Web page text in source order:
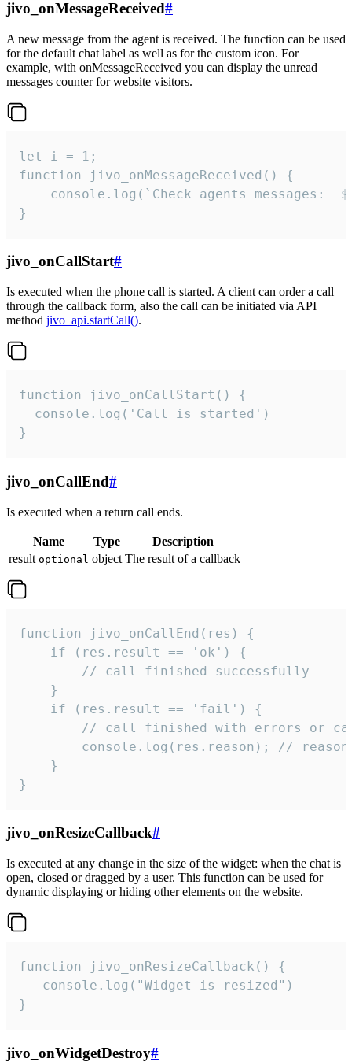
jivo_onMessageReceived#
A new message from the agent is received. The function can be used
for the default chat label as well as for the custom icon. For
example, with onMessageReceived you can display the unread
messages counter for website visitors.
let i = 1;
function jivo_onMessageReceived() {
}
jivo_onCallStart#
Is executed when the phone call is started. A client can order a call
through the callback form, also the call can be initiated via API
method jivo_api.startCall().
function jivo_onCallStart() {
  console.log('Call is started')
}
jivo_onCallEnd#
Is executed when a return call ends.
Name Type
Description
result optional object The result of a callback
function jivo_onCallEnd(res) {
    if (res.result == 'ok') {
        // call finished successfully
    }
    if (res.result == 'fail') {
// call finished with errors or
console.log(res.reason); //
    }
}
jivo_onResizeCallback#
Is executed at any change in the size of the widget: when the chat is
open, closed or dragged by a user. This function can be used for
dynamic displaying or hiding other elements on the website.
function jivo_onResizeCallback() {
   console.log("Widget is resized")
}
jivo_onWidgetDestroy#